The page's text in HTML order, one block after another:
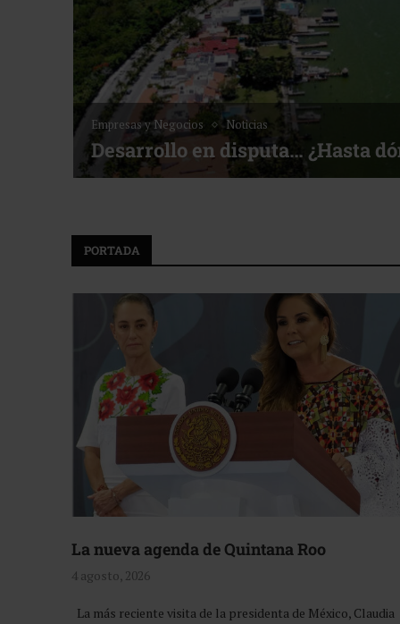
Empresas y Negocios Noticias
Desarrollo en disputa… ¿Hasta
PORTADA
La nueva agenda de Quintana Roo
4 agosto, 2026
La más reciente visita de la presidenta de México, Claudia